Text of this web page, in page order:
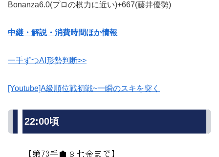
Bonanza6.0(プロの棋力に近い)+667(藤井優勢)
中継・解説・消費時間ほか情報
一手ずつAI形勢判断>>
[Youtube]A級順位戦初戦~一瞬のスキを突く
22:00頃